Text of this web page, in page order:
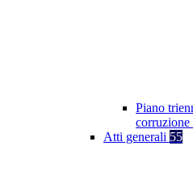
Piano
corruzione
Atti generali 55